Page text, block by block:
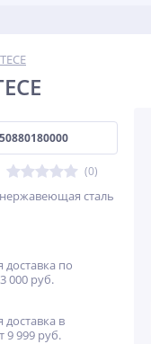
TECE
(0)
сталь
доставка по
000 руб.
доставка в
9 999 руб.